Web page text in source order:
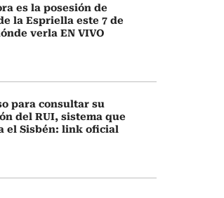
es la posesión de
la Espriella este 7 de
verla EN VIVO
para consultar su
del RUI, sistema que
el Sisbén: link oficial